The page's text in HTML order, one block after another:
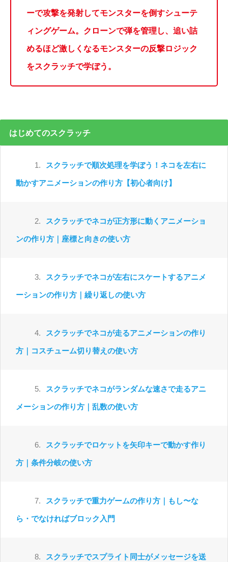
ーで攻撃を発射してモンスターを倒すシューテ
ィングゲーム。クローンで弾を管理し、追い詰
めるほど激しくなるモンスターの反撃ロジック
をスクラッチで学ぼう。
はじめてのスクラッチ
1. スクラッチで順次処理を学ぼう！ネコを左右に
動かすアニメーションの作り方【初心者向け】
2. スクラッチでネコが正方形に動くアニメーショ
ンの作り方｜座標と向きの使い方
3. スクラッチでネコが左右にスケートするアニメ
ーションの作り方｜繰り返しの使い方
4. スクラッチでネコが走るアニメーションの作り
方｜コスチューム切り替えの使い方
5. スクラッチでネコがランダムな速さで走るアニ
メーションの作り方｜乱数の使い方
6. スクラッチでロケットを矢印キーで動かす作り
方｜条件分岐の使い方
7. スクラッチで重力ゲームの作り方｜もし〜な
ら・でなければブロック入門
8. スクラッチでスプライト同士がメッセージを送